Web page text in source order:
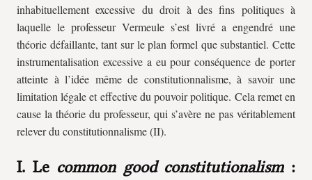
inhabituellement excessive du droit à des fins politiques à
laquelle le professeur Vermeule s’est livré a engendré une
théorie défaillante, tant sur le plan formel que substantiel. Cette
instrumentalisation excessive a eu pour conséquence de porter
atteinte à l’idée même de constitutionnalisme, à savoir une
limitation légale et effective du pouvoir politique. Cela remet en
cause la théorie du professeur, qui s’avère ne pas véritablement
relever du constitutionnalisme (II).
I. Le common good constitutionalism: